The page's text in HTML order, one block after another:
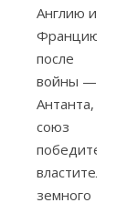
Англию и
Францию
после
войны —
Антанта,
союз
победителей,
властители
земного